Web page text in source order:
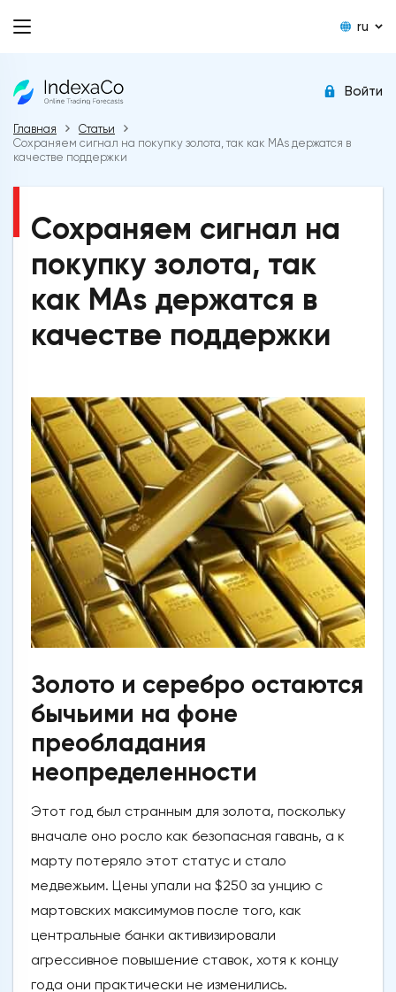
ru
Войти
Главная
Статьи
Сохраняем сигнал на покупку золота, так как MAs держатся в
качестве поддержки
Сохраняем сигнал на
покупку золота, так
как MAs держатся в
качестве поддержки
Золото и серебро остаются
бычьими на фоне
преобладания
неопределенности
Этот год был странным для золота, поскольку
вначале оно росло как безопасная гавань, а к
марту потеряло этот статус и стало
медвежьим. Цены упали на $250 за унцию с
мартовских максимумов после того, как
центральные банки активизировали
агрессивное повышение ставок, хотя к концу
года они практически не изменились.